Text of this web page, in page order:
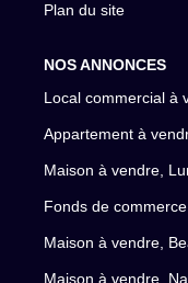
Plan du site
NOS ANNONCES
Local commercial à
Appartement à
Maison à vendre,
Fonds de
Maison à vendre,
Maison à vendre,